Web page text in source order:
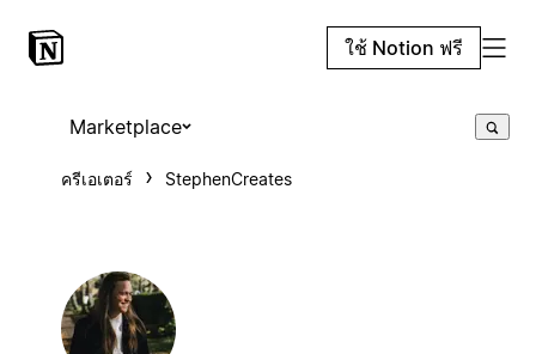
ใช้ Notion ฟรี
Marketplace
ครีเอเตอร์ StephenCreates